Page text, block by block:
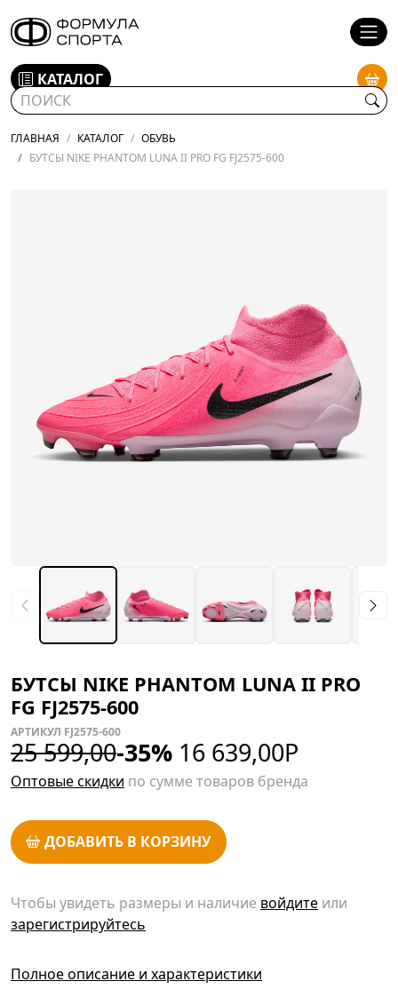
КАТАЛОГ
ГЛАВНАЯ КАТАЛОГ
ОБУВЬ
БУТСЫ NIKE PHANTOM LUNA II PRO FG FJ2575-600
БУТСЫ NIKE PHANTOM LUNA II PRO
FG FJ2575-600
АРТИКУЛ FJ2575-600
25 599,00-35% 16 639,00Р
Оптовые скидки по сумме товаров бренда
ДОБАВИТЬ В КОРЗИНУ
Чтобы увидеть размеры и наличие войдите или
зарегистрируйтесь
Полное описание и характеристики